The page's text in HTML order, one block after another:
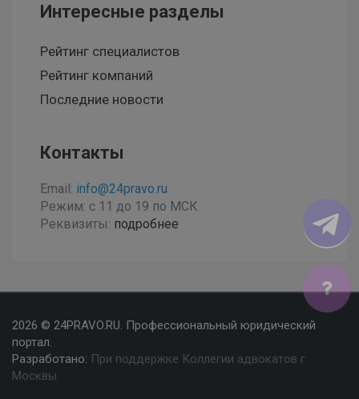
Интересные разделы
Рейтинг специалистов
Рейтинг компаний
Последние новости
Контакты
Email: info@24pravo.ru
Режим: с 11 до 19 по МСК
Реквизиты: подробнее
2026 © 24PRAVO.RU. Профессиональный юридический
портал.
Разработано: При поддержке Коллегии адвокатов г.
Москвы
Мы используем файлы cookies, чтобы улучшить сайт
для Вас